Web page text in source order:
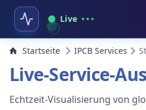
Live
Startseite IPCB Services
Live-Service-
Echtzeit-Visualisierung von